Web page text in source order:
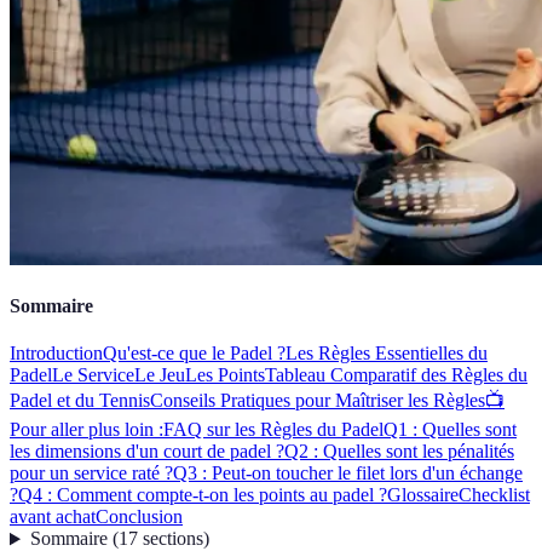
Sommaire
IntroductionQu'est-ce que le Padel ?Les Règles Essentielles du
PadelLe ServiceLe JeuLes PointsTableau Comparatif des Règles du
Padel et du TennisConseils Pratiques pour Maîtriser les Règles📺
Pour aller plus loin :FAQ sur les Règles du PadelQ1 : Quelles sont
les dimensions d'un court de padel ?Q2 : Quelles sont les pénalités
pour un service raté ?Q3 : Peut-on toucher le filet lors d'un échange
?Q4 : Comment compte-t-on les points au padel ?GlossaireChecklist
avant achatConclusion
Sommaire(17 sections)